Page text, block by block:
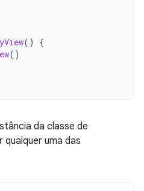
()
{
()
da classe de
uma das